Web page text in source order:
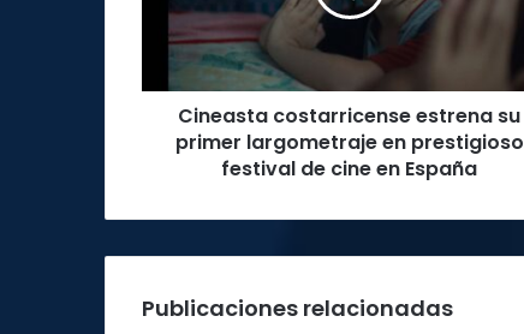
largometraje
prestigioso
festival
Cineasta costarricense estrena su
primer largometraje en prestigioso
festival de cine en España
Publicaciones relacionadas